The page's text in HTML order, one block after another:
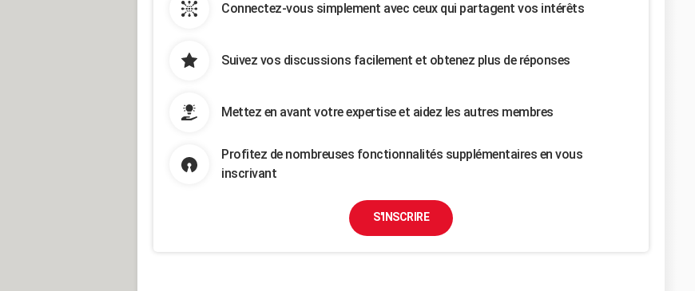
Connectez-vous simplement avec ceux qui partagent vos intérêts
Suivez vos discussions facilement et obtenez plus de réponses
Mettez en avant votre expertise et aidez les autres membres
Profitez de nombreuses fonctionnalités supplémentaires en vous
inscrivant
S'INSCRIRE